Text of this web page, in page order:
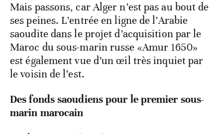
Mais passons, car Alger n’est pas au bout de
ses peines. L’entrée en ligne de l’Arabie
saoudite dans le projet d’acquisition par le
Maroc du sous-marin russe «Amur 1650»
est également vue d’un œil très inquiet par
le voisin de l’est.
Des fonds saoudiens pour le premier sous-
marin marocain